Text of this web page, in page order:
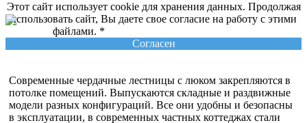
Этот сайт использует cookie для хранения данных. Продолжая
использовать сайт, Вы даете свое согласие на работу с этими
файлами. *
Согласен
Современные чердачные лестницы с люком закрепляются в
потолке помещений. Выпускаются складные и раздвижные
модели разных конфигураций. Все они удобны и безопасны
в эксплуатации, в современных частных коттеджах стали